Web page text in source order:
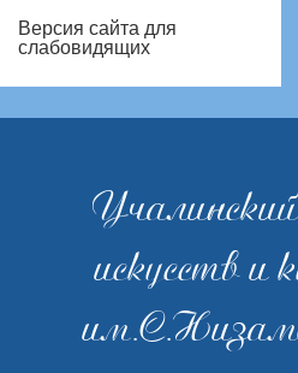
Версия сайта для
слабовидящих
искусств и